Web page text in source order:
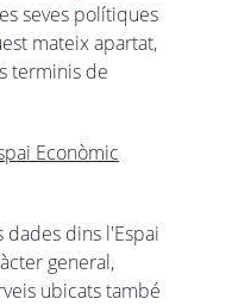
seves polítiques
mateix apartat,
terminis de
Econòmic
dades dins l'Espai
general,
ubicats també